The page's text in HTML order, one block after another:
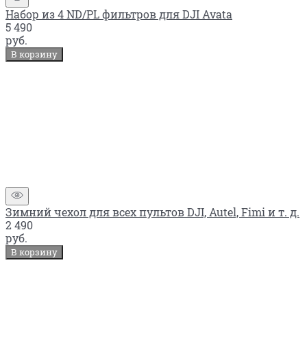
Набор из 4 ND/PL фильтров для DJI Avata
5 490
руб.
В корзину
Зимний чехол для всех пультов DJI, Autel, Fimi и т. д.
2 490
руб.
В корзину